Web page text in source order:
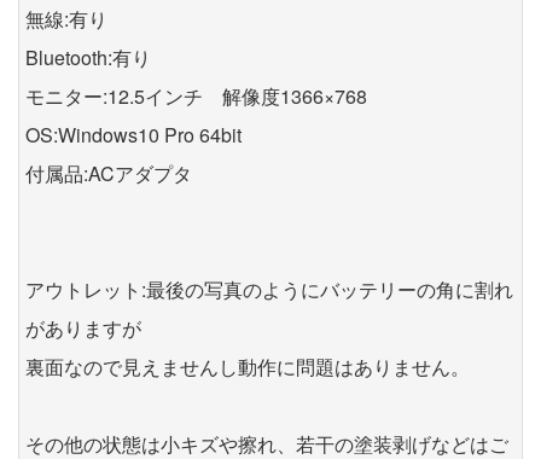
無線:有り
Bluetooth:有り
モニター:12.5インチ 解像度1366×768
OS:Windows10 Pro 64bit
付属品:ACアダプタ
アウトレット:最後の写真のようにバッテリーの角に割れ
がありますが
裏面なので見えませんし動作に問題はありません。
その他の状態は小キズや擦れ、若干の塗装剥げなどはご